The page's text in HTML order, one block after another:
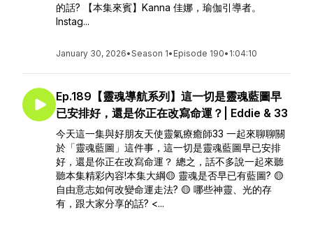
的話? 【本集來賓】Kanna 佳娜，瑜伽引導者。
Instag...
January 30, 2026•Season 1• Episode 190• 1:04:10
Ep.189【靈魂導航系列】這一切是靈魂藍圖早
已安排好，還是你正在改寫命運？| Eddie & 33
今天這一集與好朋友天使靈氣療癒師33 一起來聊聊關
於「靈魂藍圖」這件事，這一切是靈魂藍圖早已安排
好，還是你正在改寫命運？ 總之，話不多說一起來聽
聽本集精彩內容!本集大綱🟡 靈魂是否早已有藍圖? 🟡
自由意志如何改變命運走法? 🟡 哪些神靈、光的存
有，跟大家分享的話? <...